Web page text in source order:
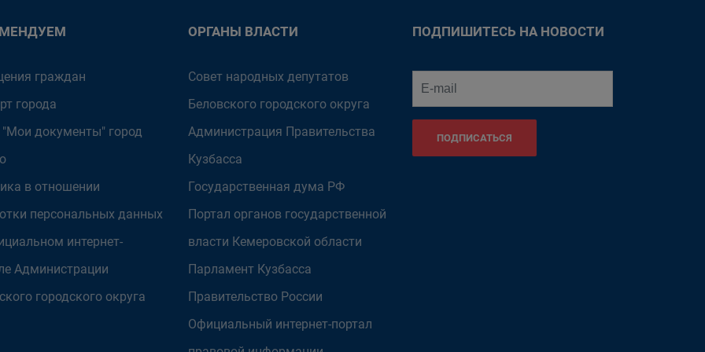
граждан
города
"Мои документы" город
в отношении
персональных данных
интернет-
Администрации
городского округа
ОРГАНЫ ВЛАСТИ
Совет народных депутатов
Беловского городского округа
Администрация Правительства
Кузбасса
Государственная дума РФ
Портал органов государственной
власти Кемеровской области
Парламент Кузбасса
Правительство России
Официальный интернет-портал
ПОДПИШИТЕСЬ НА НОВОСТИ
ПОДПИСАТЬСЯ